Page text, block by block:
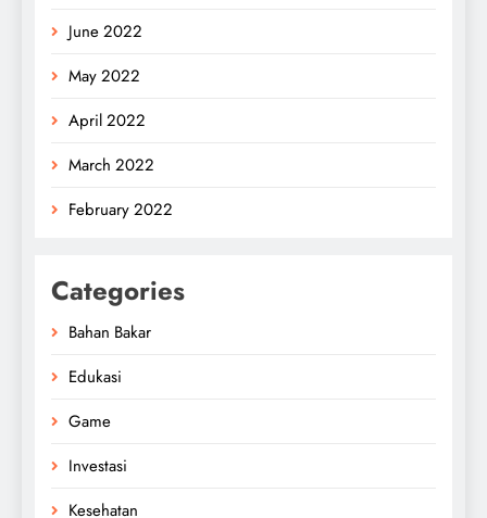
June 2022
May 2022
April 2022
March 2022
February 2022
Categories
Bahan Bakar
Edukasi
Game
Investasi
Kesehatan